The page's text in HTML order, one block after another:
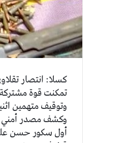
كسلا: انتصار
تمكنت قوة
وتوقيف متهمين
وكشف مصدر أمني
أول سكور حسن